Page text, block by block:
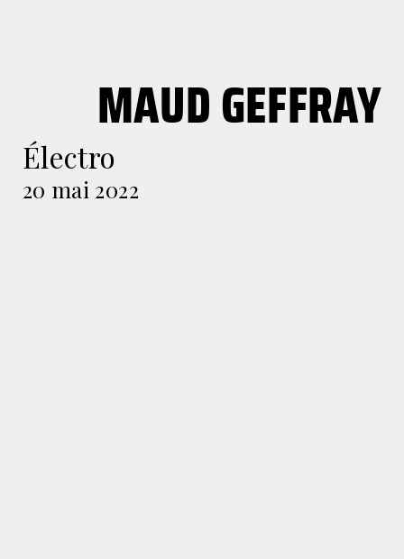
MAUD GEFFRAY
Électro
20 mai 2022